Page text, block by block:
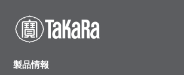
製品情報